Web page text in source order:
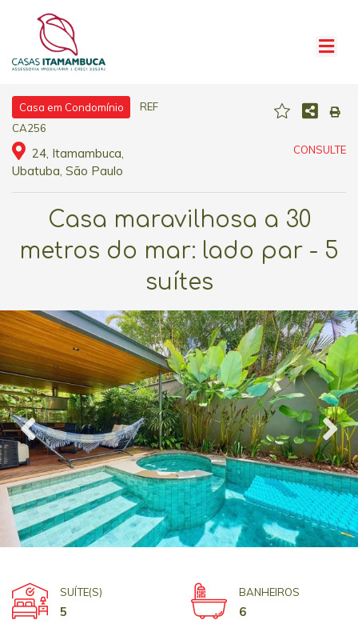
Casa em Condomínio
REF
CA256
24, Itamambuca,
Ubatuba, São Paulo
CONSULTE
Casa maravilhosa a 30
metros do mar: lado par - 5
suítes
SUÍTE(S)
5
BANHEIROS
6